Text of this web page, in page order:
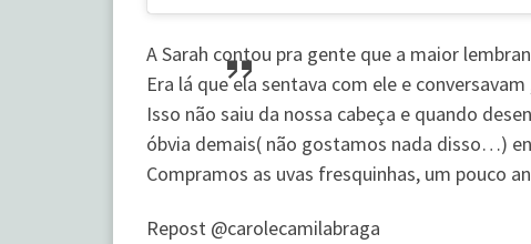
A Sarah contou pra gente que a maior
Era lá que ela sentava com ele e
Isso não saiu da nossa cabeça e quando
óbvia demais( não gostamos nada disso…)
Compramos as uvas fresquinhas, um pouco
Repost @carolecamilabraga